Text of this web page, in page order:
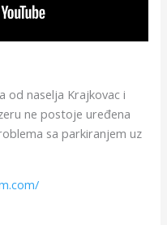
od naselja Krajkovac i
ne postoje uređena
sa parkiranjem uz